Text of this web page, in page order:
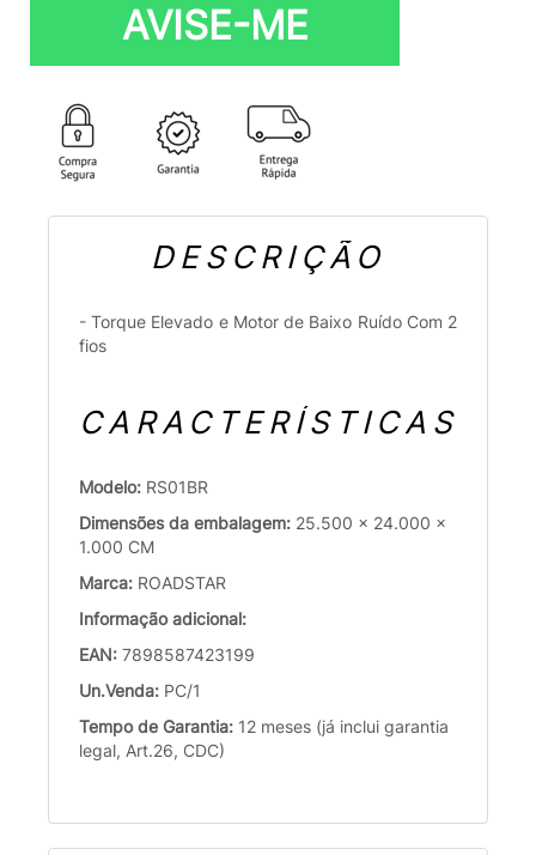
AVISE-ME
DESCRIÇÃO
- Torque Elevado e Motor de Baixo Ruído Com 2
fios
CARACTERÍSTICAS
Modelo: RS01BR
Dimensões da embalagem: 25.500 x 24.000 x
1.000 CM
Marca: ROADSTAR
Informação adicional:
EAN: 7898587423199
Un.Venda: PC/1
Tempo de Garantia: 12 meses (já inclui garantia
legal, Art.26, CDC)